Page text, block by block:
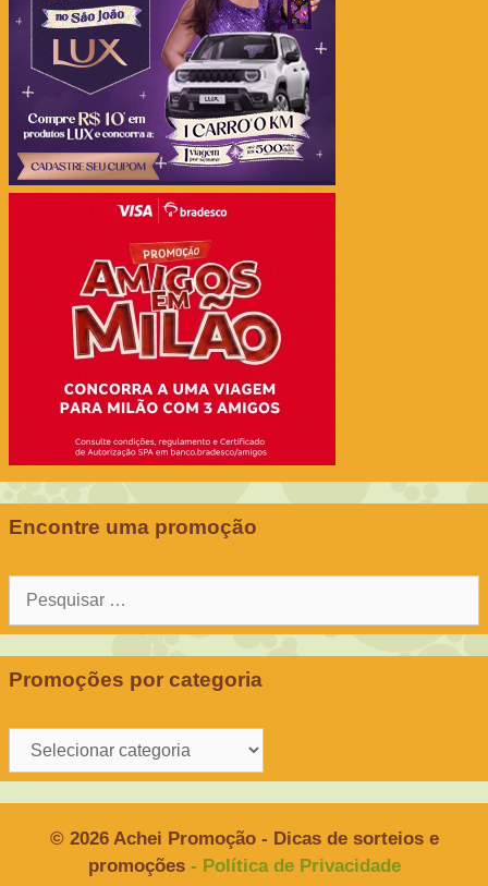
Encontre uma promoção
Pesquisar
Promoções por categoria
Promoções
por
© 2026 Achei Promoção - Dicas de sorteios e
promoções - Política de Privacidade